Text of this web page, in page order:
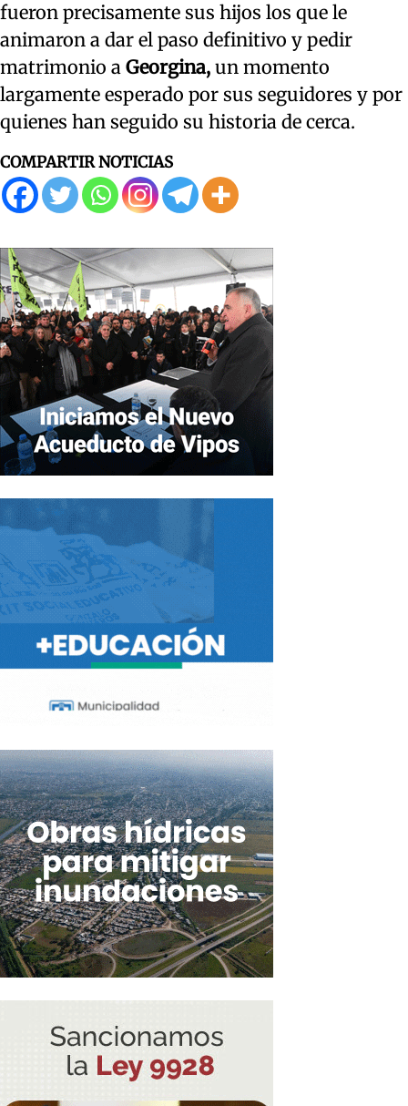
fueron precisamente sus hijos los que le
animaron a dar el paso definitivo y pedir
matrimonio a Georgina, un momento
largamente esperado por sus seguidores y por
quienes han seguido su historia de cerca.
COMPARTIR NOTICIAS